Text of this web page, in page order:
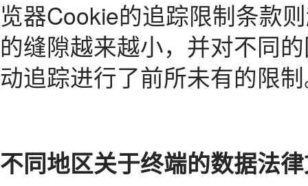
览器Cookie的追踪限制条款
的缝隙越来越小，并对不同
动追踪进行了前所未有的限
不同地区关于终端的数据法